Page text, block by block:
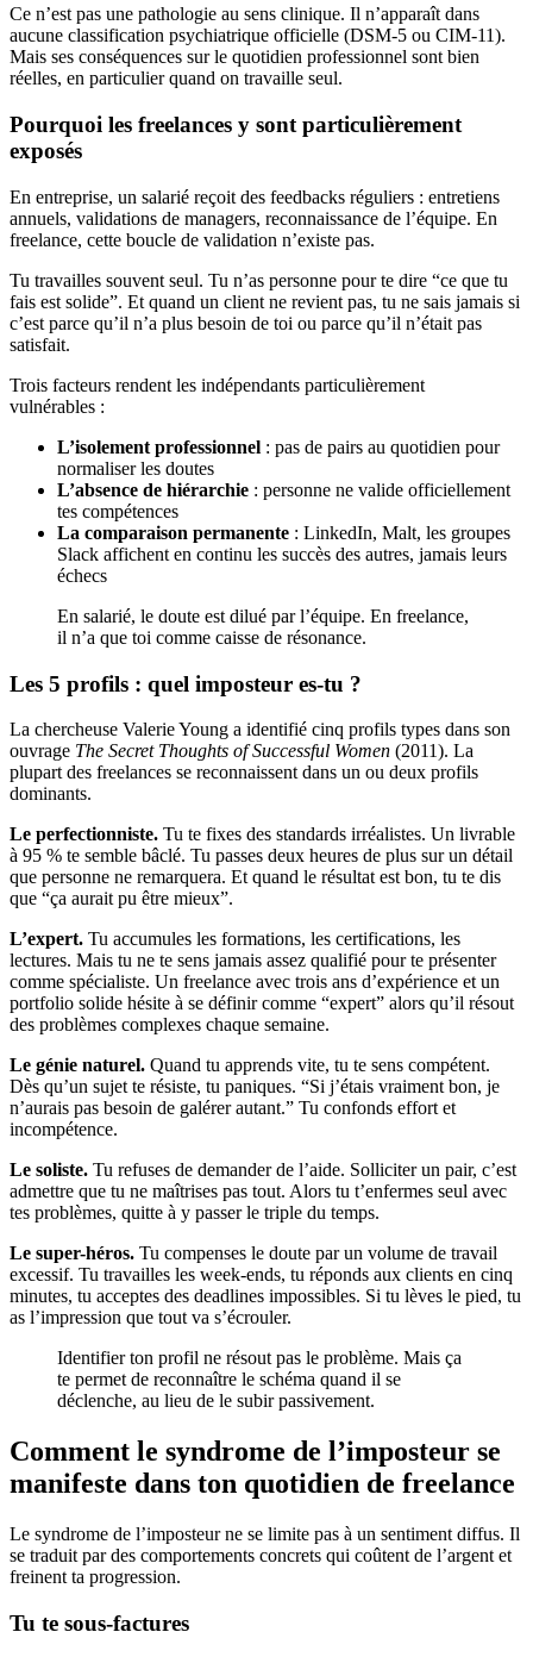
Ce n’est pas une pathologie au sens clinique. Il n’apparaît dans
aucune classification psychiatrique officielle (DSM-5 ou CIM-11).
Mais ses conséquences sur le quotidien professionnel sont bien
réelles, en particulier quand on travaille seul.
Pourquoi les freelances y sont particulièrement
exposés
En entreprise, un salarié reçoit des feedbacks réguliers : entretiens
annuels, validations de managers, reconnaissance de l’équipe. En
freelance, cette boucle de validation n’existe pas.
Tu travailles souvent seul. Tu n’as personne pour te dire “ce que tu
fais est solide”. Et quand un client ne revient pas, tu ne sais jamais si
c’est parce qu’il n’a plus besoin de toi ou parce qu’il n’était pas
satisfait.
Trois facteurs rendent les indépendants particulièrement
vulnérables :
L’isolement professionnel : pas de pairs au quotidien pour
normaliser les doutes
L’absence de hiérarchie : personne ne valide officiellement
tes compétences
La comparaison permanente : LinkedIn, Malt, les groupes
Slack affichent en continu les succès des autres, jamais leurs
échecs
En salarié, le doute est dilué par l’équipe. En freelance,
il n’a que toi comme caisse de résonance.
Les 5 profils : quel imposteur es-tu ?
La chercheuse Valerie Young a identifié cinq profils types dans son
ouvrage The Secret Thoughts of Successful Women (2011). La
plupart des freelances se reconnaissent dans un ou deux profils
dominants.
Le perfectionniste. Tu te fixes des standards irréalistes. Un livrable
à 95 % te semble bâclé. Tu passes deux heures de plus sur un détail
que personne ne remarquera. Et quand le résultat est bon, tu te dis
que “ça aurait pu être mieux”.
L’expert. Tu accumules les formations, les certifications, les
lectures. Mais tu ne te sens jamais assez qualifié pour te présenter
comme spécialiste. Un freelance avec trois ans d’expérience et un
portfolio solide hésite à se définir comme “expert” alors qu’il résout
des problèmes complexes chaque semaine.
Le génie naturel. Quand tu apprends vite, tu te sens compétent.
Dès qu’un sujet te résiste, tu paniques. “Si j’étais vraiment bon, je
n’aurais pas besoin de galérer autant.” Tu confonds effort et
incompétence.
Le soliste. Tu refuses de demander de l’aide. Solliciter un pair, c’est
admettre que tu ne maîtrises pas tout. Alors tu t’enfermes seul avec
tes problèmes, quitte à y passer le triple du temps.
Le super-héros. Tu compenses le doute par un volume de travail
excessif. Tu travailles les week-ends, tu réponds aux clients en cinq
minutes, tu acceptes des deadlines impossibles. Si tu lèves le pied, tu
as l’impression que tout va s’écrouler.
Identifier ton profil ne résout pas le problème. Mais ça
te permet de reconnaître le schéma quand il se
déclenche, au lieu de le subir passivement.
Comment le syndrome de l’imposteur se
manifeste dans ton quotidien de freelance
Le syndrome de l’imposteur ne se limite pas à un sentiment diffus. Il
se traduit par des comportements concrets qui coûtent de l’argent et
freinent ta progression.
Tu te sous-factures